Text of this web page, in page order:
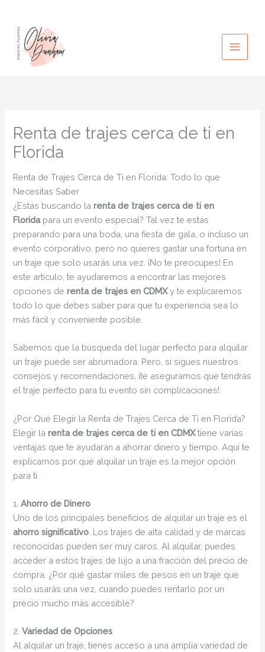
contenido
Renta de trajes cerca de ti en
Florida
Renta de Trajes Cerca de Ti en Florida: Todo lo que
Necesitas Saber
¿Estás buscando larenta de trajes cerca de ti en
Floridapara un evento especial? Tal vez te estás
preparando para una boda, una fiesta de gala, o incluso un
evento corporativo, pero no quieres gastar una fortuna en
un traje que solo usarás una vez. ¡No te preocupes! En
este artículo, te ayudaremos a encontrar las mejores
opciones derenta de trajes en CDMXy te explicaremos
todo lo que debes saber para que tu experiencia sea lo
más fácil y conveniente posible.
Sabemos que la búsqueda del lugar perfecto para alquilar
un traje puede ser abrumadora. Pero, si sigues nuestros
consejos y recomendaciones, ¡te aseguramos que tendrás
el traje perfecto para tu evento sin complicaciones!
¿Por Qué Elegir la Renta de Trajes Cerca de Ti en Florida?
Elegir larenta de trajes cerca de ti en CDMXtiene varias
ventajas que te ayudarán a ahorrar dinero y tiempo. Aquí te
explicamos por qué alquilar un traje es la mejor opción
para ti.
1.Ahorro de Dinero
Uno de los principales beneficios de alquilar un traje es el
ahorro significativo . Los trajes de alta calidad y de marcas
reconocidas pueden ser muy caros. Al alquilar, puedes
acceder a estos trajes de lujo a una fracción del precio de
compra. ¿Por qué gastar miles de pesos en un traje que
solo usarás una vez, cuando puedes rentarlo por un
precio mucho más accesible?
2.Variedad de Opciones
Al alquilar un traje, tienes acceso a una amplia variedad de